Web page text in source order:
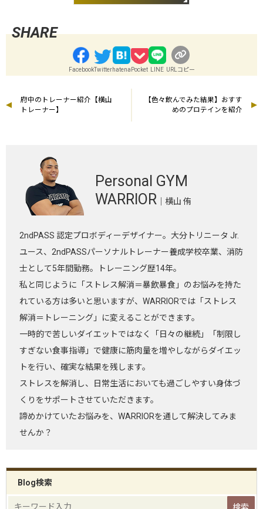
FacebookTwitterhatena Pocket LINE URLコピー
府中のトレーナー紹介【横山
トレーナー】
【色々飲んでみた結果】おすす
めのプロテインを紹介
Personal GYM
WARRIOR ｜横山 侑
2ndPASS 認定プロボディーデザイナー。大分トリニータ Jr.
ユース、2ndPASSパーソナルトレーナー養成学校卒業、消防
士として5年間勤務。トレーニング歴14年。
私と同じように「ストレス解消＝暴飲暴食」のお悩みを持た
れている方は多いと思いますが、WARRIORでは「ストレス
解消＝トレーニング」に変えることができます。
一時的で苦しいダイエットではなく「日々の継続」「制限し
すぎない食事指導」で健康に筋肉量を増やしながらダイエッ
トを行い、確実な結果を残します。
ストレスを解消し、日常生活においても過ごしやすい身体づ
くりをサポートさせていただきます。
諦めかけていたお悩みを、WARRIORを通して解決してみま
せんか？
Blog検索